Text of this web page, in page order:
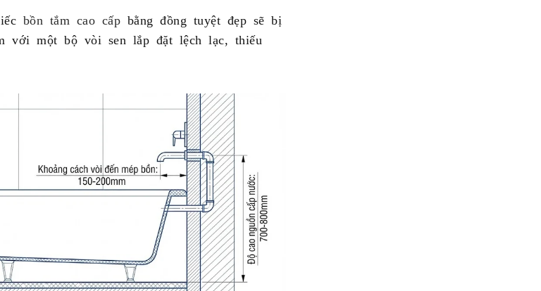
bồn tắm cao cấp bằng đồng tuyệt đẹp sẽ bị
với một bộ vòi sen lắp đặt lệch lạc, thiếu